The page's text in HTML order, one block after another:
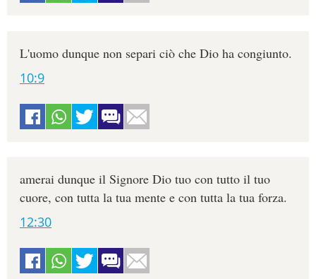
L'uomo dunque non separi ciò che Dio ha congiunto.
10:9
amerai dunque il Signore Dio tuo con tutto il tuo
cuore, con tutta la tua mente e con tutta la tua forza.
12:30